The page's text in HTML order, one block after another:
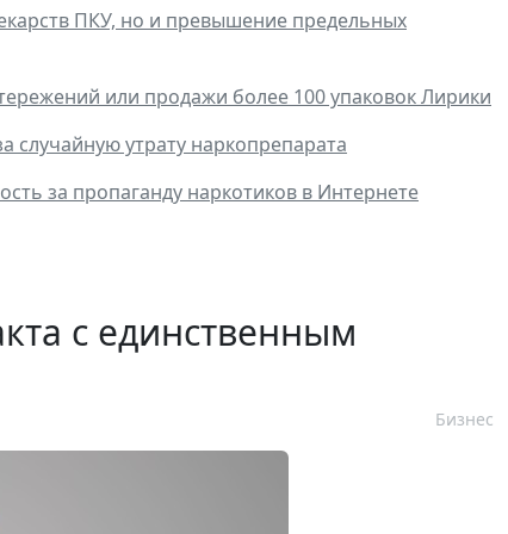
ПКУ, но и превышение предельных
или продажи более 100 упаковок Лирики
случайную утрату наркопрепарата
за пропаганду наркотиков в Интернете
с единственным
Бизнес